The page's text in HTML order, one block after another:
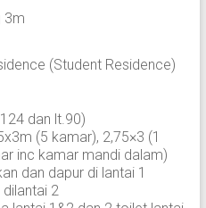
3m
(Student Residence)
dan lt.90)
(5 kamar), 2,75×3 (1
inc kamar mandi dalam)
dan dapur di lantai 1
2